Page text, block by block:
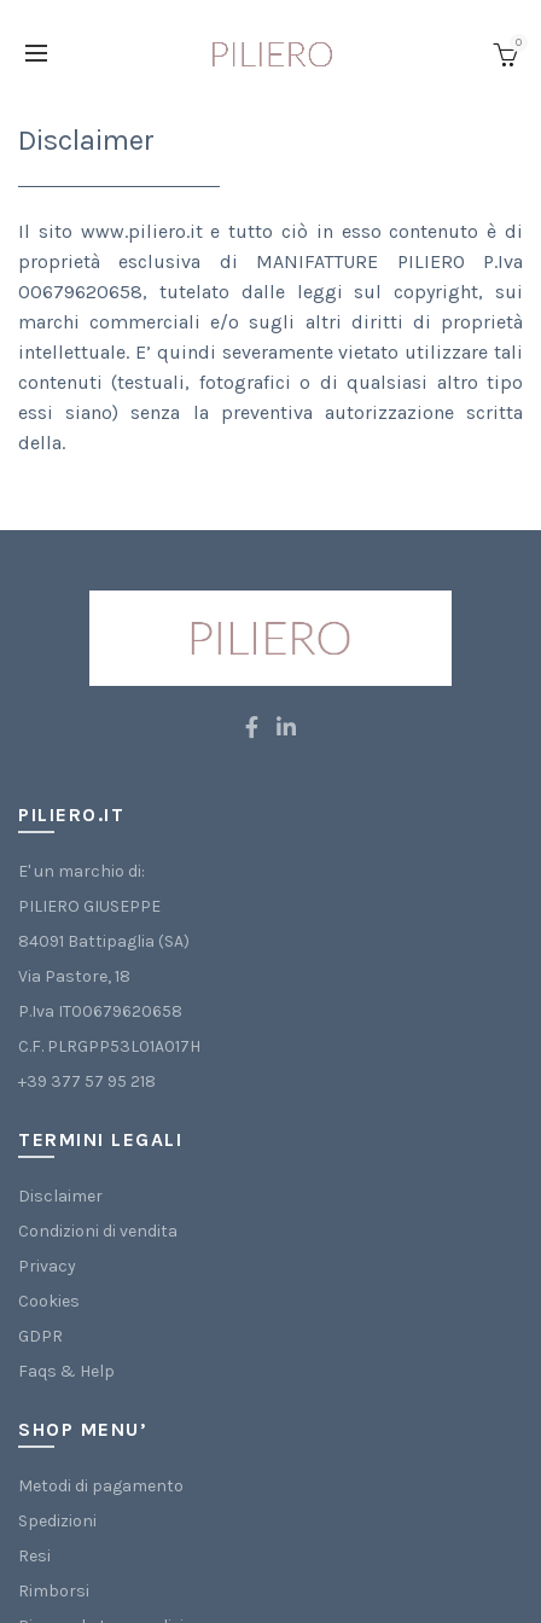
0
Disclaimer
Il sito www.piliero.it e tutto ciò in esso contenuto è di
proprietà esclusiva di MANIFATTURE PILIERO P.Iva
00679620658, tutelato dalle leggi sul copyright, sui
marchi commerciali e/o sugli altri diritti di proprietà
intellettuale. E’ quindi severamente vietato utilizzare tali
contenuti (testuali, fotografici o di qualsiasi altro tipo
essi siano) senza la preventiva autorizzazione scritta
della.
PILIERO.IT
E' un marchio di:
PILIERO GIUSEPPE
84091 Battipaglia (SA)
Via Pastore, 18
P.Iva IT00679620658
C.F. PLRGPP53L01A017H
+39 377 57 95 218
TERMINI LEGALI
Disclaimer
Condizioni di vendita
Privacy
Cookies
GDPR
Faqs & Help
SHOP MENU’
Metodi di pagamento
Spedizioni
Resi
Rimborsi